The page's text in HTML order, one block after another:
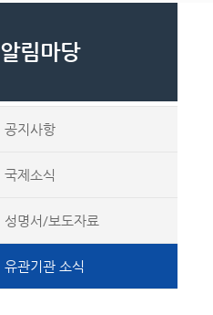
알림마당
공지사항
국제소식
성명서/보도자료
유관기관 소식